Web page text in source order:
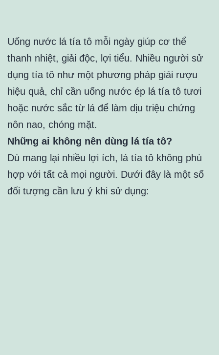
Uống nước lá tía tô mỗi ngày giúp cơ thể
thanh nhiệt, giải độc, lợi tiểu. Nhiều người sử
dụng tía tô như một phương pháp giải rượu
hiệu quả, chỉ cần uống nước ép lá tía tô tươi
hoặc nước sắc từ lá để làm dịu triệu chứng
nôn nao, chóng mặt.
Những ai không nên dùng lá tía tô?
Dù mang lại nhiều lợi ích, lá tía tô không phù
hợp với tất cả mọi người. Dưới đây là một số
đối tượng cần lưu ý khi sử dụng: